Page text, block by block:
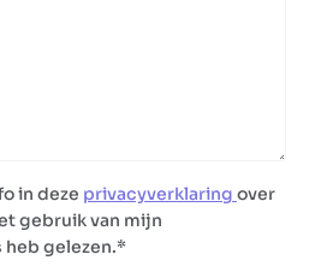
in deze privacyverklaring over
gebruik van mijn
gelezen.